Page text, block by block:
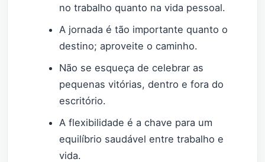
no trabalho quanto na vida pessoal.
A jornada é tão importante quanto o
destino; aproveite o caminho.
Não se esqueça de celebrar as
pequenas vitórias, dentro e fora do
escritório.
A flexibilidade é a chave para um
equilíbrio saudável entre trabalho e
vida.